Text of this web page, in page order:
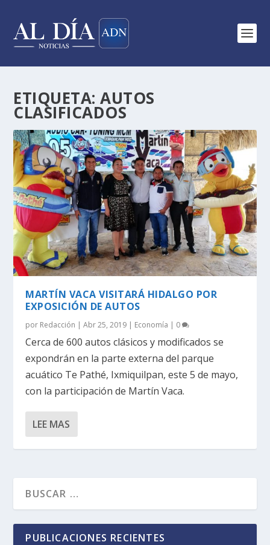
ETIQUETA:AUTOS
CLASIFICADOS
MARTÍN VACA VISITARÁ HIDALGO POR
EXPOSICIÓN DE AUTOS
por Redacción |Abr 25, 2019 | Economía | 0
Cerca de 600 autos clásicos y modificados se
expondrán en la parte externa del parque
acuático Te Pathé, Ixmiquilpan, este 5 de mayo,
con la participación de Martín Vaca.
LEE MAS
PUBLICACIONES RECIENTES